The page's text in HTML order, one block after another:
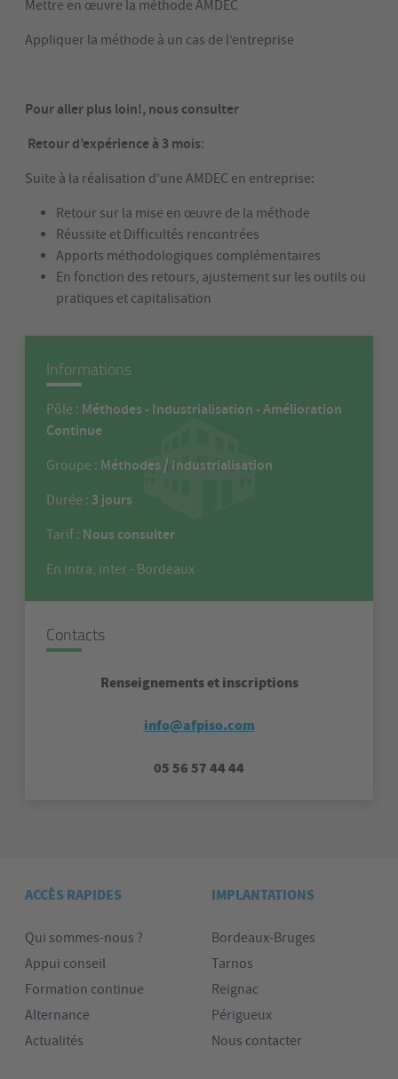
Mettre en œuvre la méthode AMDEC
Appliquer la méthode à un cas de l’entreprise
Pour aller plus loin!, nous consulter
Retour d’expérience à 3 mois:
Suite à la réalisation d’une AMDEC en entreprise:
Retour sur la mise en œuvre de la méthode
Réussite et Difficultés rencontrées
Apports méthodologiques complémentaires
En fonction des retours, ajustement sur les outils ou
pratiques et capitalisation
Informations
Pôle : Méthodes - Industrialisation - Amélioration
Continue
Groupe : Méthodes / Industrialisation
Durée : 3 jours
Tarif : Nous consulter
En intra, inter - Bordeaux
Contacts
Renseignements et inscriptions
info@afpiso.com
05 56 57 44 44
ACCÈS RAPIDES
Qui sommes-nous ?
Appui conseil
Formation continue
Alternance
Actualités
IMPLANTATIONS
Bordeaux-Bruges
Tarnos
Reignac
Périgueux
Nous contacter